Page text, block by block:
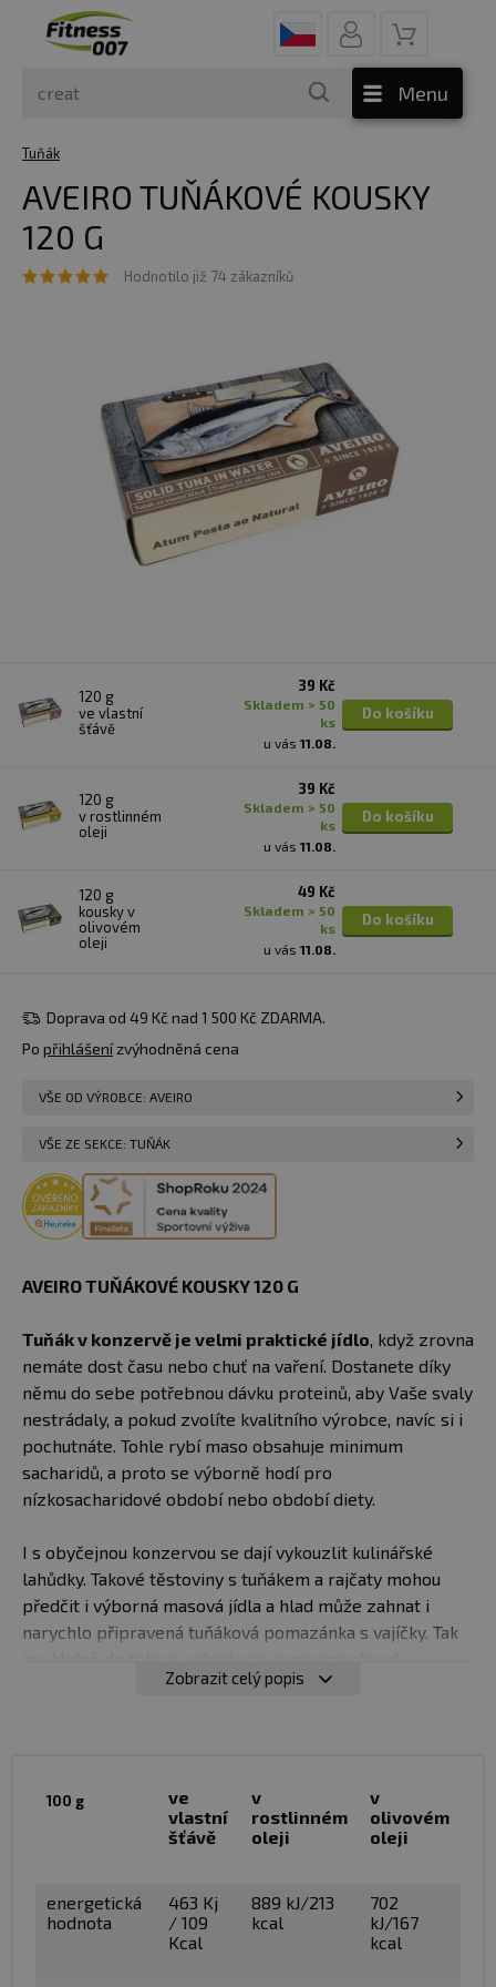
Menu
Tuňák
AVEIRO TUŇÁKOVÉ KOUSKY
120 G
Hodnotilo již 74 zákazníků
120 g
ve vlastní
šťávě
39 Kč
skladem > 50
ks
u vás 11.08.
Do košíku
120 g
v rostlinném
oleji
39 Kč
skladem > 50
ks
u vás 11.08.
Do košíku
120 g
kousky v
olivovém
oleji
49 Kč
skladem > 50
ks
u vás 11.08.
Do košíku
Doprava od 49 Kč nad 1 500 Kč ZDARMA.
Po přihlášenízvýhodněná cena
VŠE OD VÝROBCE: AVEIRO
VŠE ZE SEKCE: TUŇÁK
AVEIRO TUŇÁKOVÉ KOUSKY 120 G
Tuňák v konzervě je velmi praktické jídlo, když zrovna
nemáte dost času nebo chuť na vaření. Dostanete díky
němu do sebe potřebnou dávku proteinů, aby Vaše svaly
nestrádaly, a pokud zvolíte kvalitního výrobce, navíc si i
pochutnáte. Tohle rybí maso obsahuje minimum
sacharidů, a proto se výborně hodí pro
nízkosacharidové období nebo období diety.
I s obyčejnou konzervou se dají vykouzlit kulinářské
lahůdky. Takové těstoviny s tuňákem a rajčaty mohou
předčit i výborná masová jídla a hlad může zahnat i
narychlo připravená tuňáková pomazánka s vajíčky. Tak
když si tuňáky nakoupíte do zásoby, nezkazí se jako
syrové maso po třech dnech.
Zobrazit celý popis
100 g
ve
vlastní
šťávě
v
rostlinném
oleji
v
olivovém
oleji
energetická
hodnota
463 Kj
/ 109
Kcal
889 kJ/213
kcal
702
kJ/167
kcal